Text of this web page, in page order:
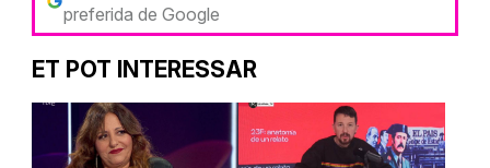
preferida de Google
ET POT INTERESSAR